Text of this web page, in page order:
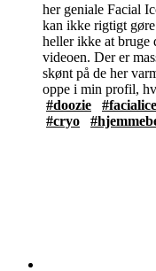
her geniale Facial
kan ikke rigtigt
heller ikke at bruge
videoen. Der er
skønt på de her
oppe i min profil,
#doozie
#cryo